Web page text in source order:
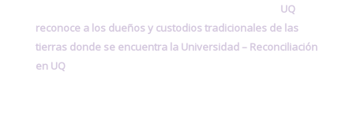
UQ
reconoce a los dueños y custodios tradicionales de las
tierras donde se encuentra la Universidad – Reconciliación
en UQ